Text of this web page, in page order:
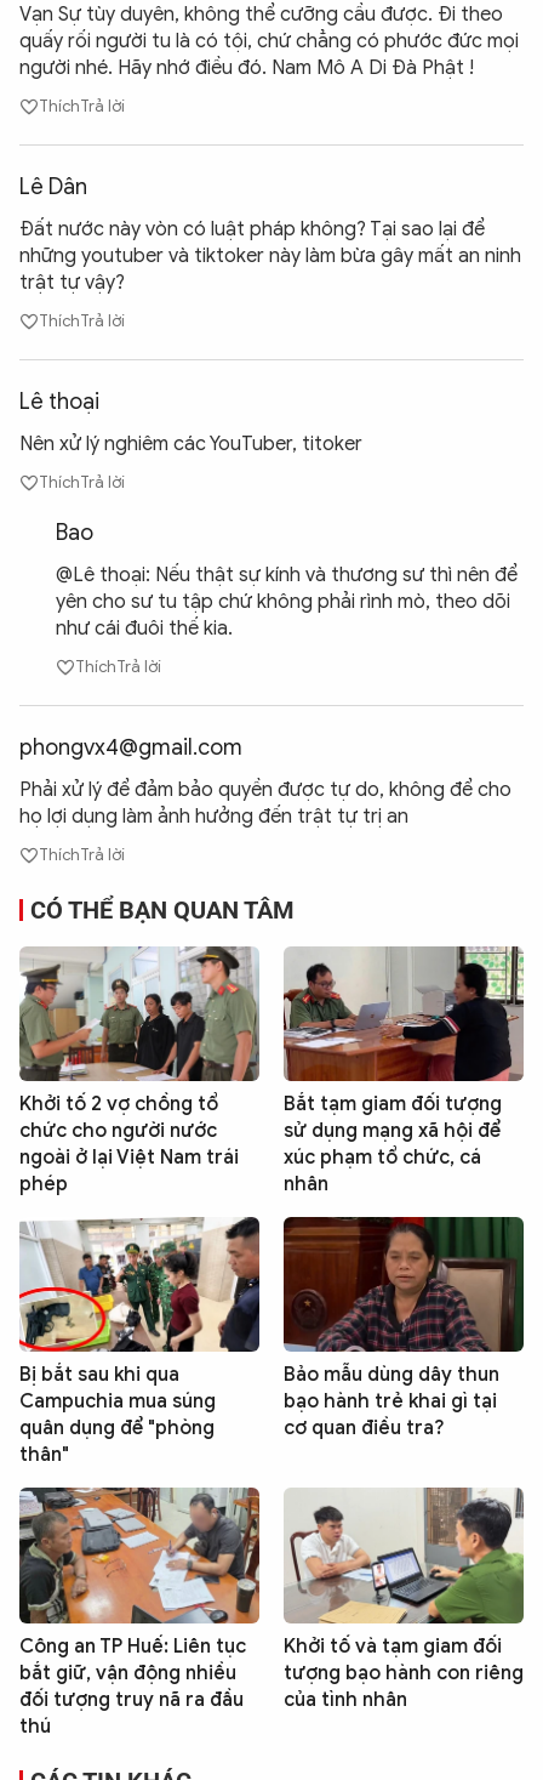
Vạn Sự tùy duyên, không thể cưỡng cầu được. Đi theo
quấy rối người tu là có tội, chứ chẳng có phước đức mọi
người nhé. Hãy nhớ điều đó. Nam Mô A Di Đà Phật !
ThíchTrả lời
Lê Dân
Đất nước này vòn có luật pháp không? Tại sao lại để
những youtuber và tiktoker này làm bừa gây mất an ninh
trật tự vậy?
ThíchTrả lời
Lê thoại
Nên xử lý nghiêm các YouTuber, titoker
ThíchTrả lời
Bao
@Lê thoại: Nếu thật sự kính và thương sư thì nên để
yên cho sư tu tập chứ không phải rình mò, theo dõi
như cái đuôi thế kia.
ThíchTrả lời
phongvx4@gmail.com
Phải xử lý để đảm bảo quyền được tự do, không để cho
họ lợi dụng làm ảnh hưởng đến trật tự trị an
ThíchTrả lời
CÓ THỂ BẠN QUAN TÂM
Khởi tố 2 vợ chồng tổ
chức cho người nước
ngoài ở lại Việt Nam trái
phép
Bắt tạm giam đối tượng
sử dụng mạng xã hội để
xúc phạm tổ chức, cá
nhân
Bị bắt sau khi qua
Campuchia mua súng
quân dụng để "phòng
thân"
Bảo mẫu dùng dây thun
bạo hành trẻ khai gì tại
cơ quan điều tra?
Công an TP Huế: Liên tục
bắt giữ, vận động nhiều
đối tượng truy nã ra đầu
thú
Khởi tố và tạm giam đối
tượng bạo hành con riêng
của tình nhân